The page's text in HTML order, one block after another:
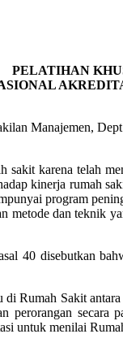
PELATIHAN
Manajemen,
karena telah
kinerja rumah
program
metode dan
40 disebutkan
Rumah Sakit
perorangan
untuk menilai